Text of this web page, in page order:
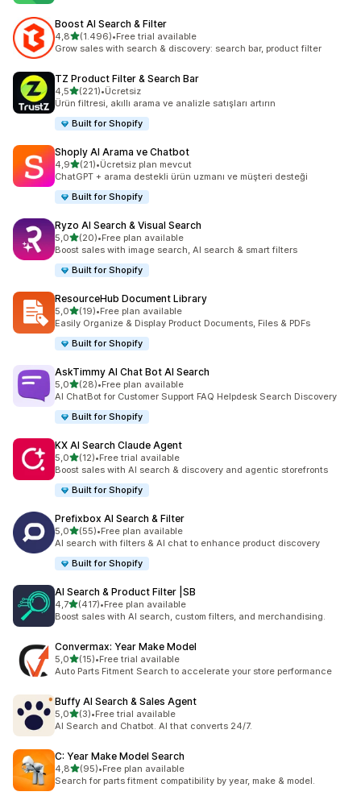
Boost AI Search & Filter
4,85 yıldız üzerinden
(1.496)
toplam 1496 değerlendirme
•Free trial available
Grow sales with search & discovery: search bar, product filter
TZ Product Filter & Search Bar
4,55 yıldız üzerinden
(221)
toplam 221 değerlendirme
•Ücretsiz
Ürün filtresi, akıllı arama ve analizle satışları artırın
Built for Shopify
Shoply AI Arama ve Chatbot
4,95 yıldız üzerinden
(21)
toplam 21 değerlendirme
•Ücretsiz plan mevcut
ChatGPT + arama destekli ürün uzmanı ve müşteri desteği
Built for Shopify
Ryzo AI Search & Visual Search
5,05 yıldız üzerinden
(20)
toplam 20 değerlendirme
•Free plan available
Boost sales with image search, AI search & smart filters
Built for Shopify
ResourceHub Document Library
5,05 yıldız üzerinden
(19)
toplam 19 değerlendirme
•Free plan available
Easily Organize & Display Product Documents, Files & PDFs
Built for Shopify
AskTimmy AI Chat Bot AI Search
5,05 yıldız üzerinden
(28)
toplam 28 değerlendirme
•Free plan available
AI ChatBot for Customer Support FAQ Helpdesk Search Discovery
Built for Shopify
KX AI Search Claude Agent
5,05 yıldız üzerinden
(12)
toplam 12 değerlendirme
•Free trial available
Boost sales with AI search & discovery and agentic storefronts
Built for Shopify
Prefixbox AI Search & Filter
5,05 yıldız üzerinden
(55)
toplam 55 değerlendirme
•Free plan available
AI search with filters & AI chat to enhance product discovery
Built for Shopify
AI Search & Product Filter |SB
4,75 yıldız üzerinden
(417)
toplam 417 değerlendirme
•Free plan available
Boost sales with AI search, custom filters, and merchandising.
Convermax: Year Make Model
5,05 yıldız üzerinden
(15)
toplam 15 değerlendirme
•Free trial available
Auto Parts Fitment Search to accelerate your store performance
Buffy AI Search & Sales Agent
5,05 yıldız üzerinden
(3)
toplam 3 değerlendirme
•Free trial available
AI Search and Chatbot. AI that converts 24/7.
C: Year Make Model Search
4,85 yıldız üzerinden
(95)
toplam 95 değerlendirme
•Free plan available
Search for parts fitment compatibility by year, make & model.